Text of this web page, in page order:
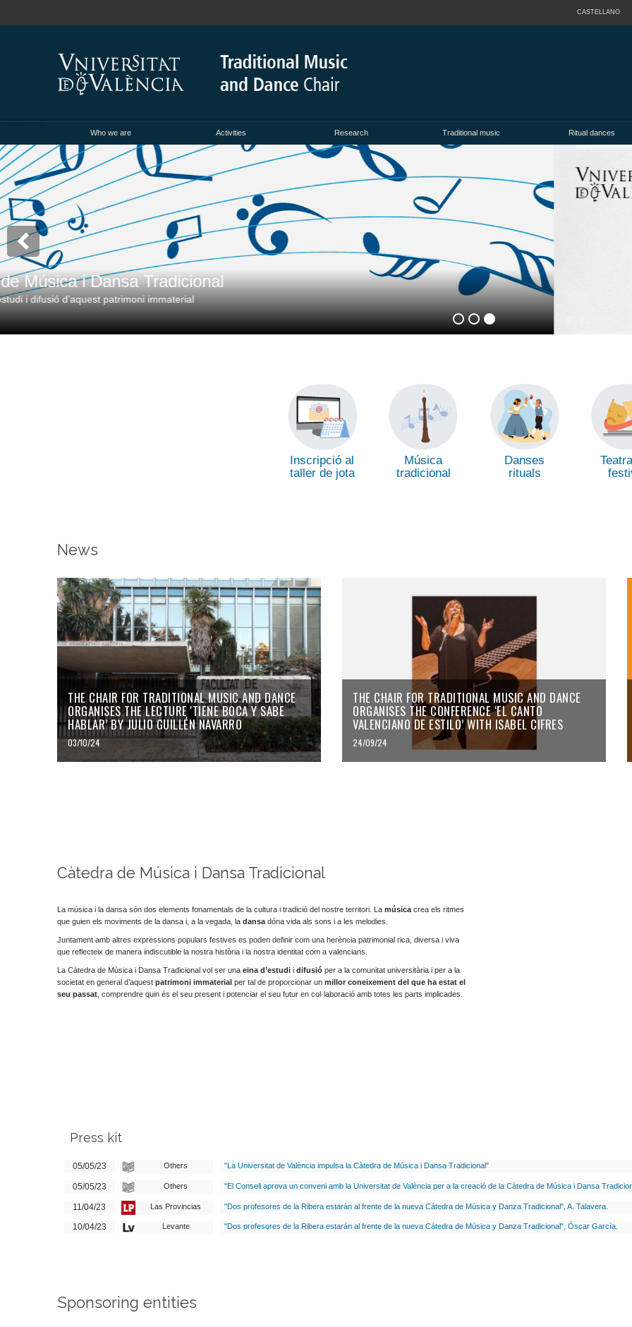
CASTELLANO
Who we are Activities Research Traditional music Ritual dances
Inscripció al
taller de jota
Música
tradicional
Danses
rituals
News
THE CHAIR FOR TRADITIONAL MUSIC AND DANCE
ORGANISES THE LECTURE 'TIENE BOCA Y SABE
HABLAR’ BY JULIO GUILLÉN NAVARRO
03/10/24
THE CHAIR FOR TRADITIONAL MUSIC AND DANCE
ORGANISES THE CONFERENCE ‘EL CANTO
VALENCIANO DE ESTILO’ WITH ISABEL CIFRES
24/09/24
Càtedra de Música i Dansa Tradicional
La música i la dansa són dos elements fonamentals de la cultura i tradició del nostre territori. La música crea els ritmes
que guien els moviments de la dansa i, a la vegada, la dansa dóna vida als sons i a les melodies.
Juntament amb altres expressions populars festives es poden definir com una herència patrimonial rica, diversa i viva
que reflecteix de manera indiscutible la nostra història i la nostra identitat com a valencians.
La Càtedra de Música i Dansa Tradicional vol ser una eina d’estudi i difusió per a la comunitat universitària i per a la
societat en general d’aquest patrimoni immaterial per tal de proporcionar un millor coneixement del que ha estat el
seu passat, comprendre quin és el seu present i potenciar el seu futur en col·laboració amb totes les parts implicades.
Press kit
05/05/23 Others "La Universitat de València impulsa la Càtedra de Música i Dansa Tradicional"
05/05/23 Others "El Consell aprova un conveni amb la Universitat de València per a la creació de la Càtedra de Música i Dansa
11/04/23 Las Provincias "Dos profesores de la Ribera estarán al frente de la nueva Cátedra de Música y Danza Tradicional", A. Talavera.
10/04/23 Levante "Dos profesores de la Ribera estarán al frente de la nueva Cátedra de Música y Danza Tradicional", Óscar García.
Sponsoring entities